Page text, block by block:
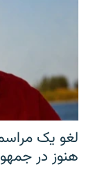
لغو یک
هنوز در